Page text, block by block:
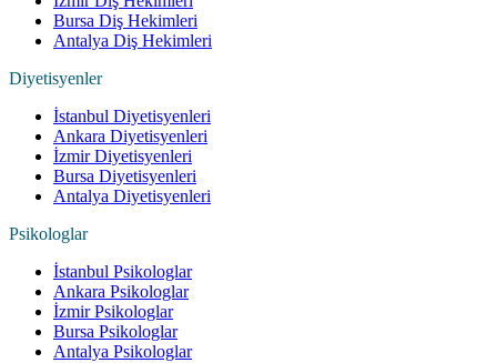
Bursa Diş Hekimleri
Antalya Diş Hekimleri
Diyetisyenler
İstanbul Diyetisyenleri
Ankara Diyetisyenleri
İzmir Diyetisyenleri
Bursa Diyetisyenleri
Antalya Diyetisyenleri
Psikologlar
İstanbul Psikologlar
Ankara Psikologlar
İzmir Psikologlar
Bursa Psikologlar
Antalya Psikologlar